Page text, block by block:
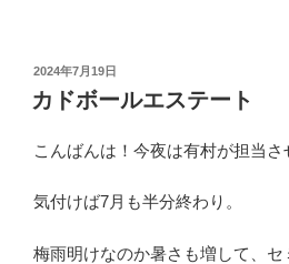
投
稿
日:
2024年7月19日
カドボールエステート
こんばんは！今夜は有村が担当さ
気付けば7月も半分終わり。
梅雨明けなのか暑さも増して、